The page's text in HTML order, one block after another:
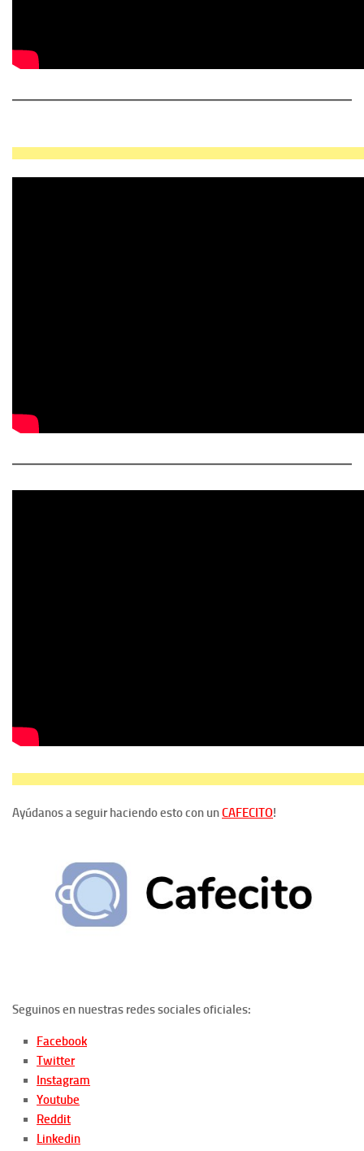
Ayúdanos a seguir haciendo esto con unCAFECITO!
Seguinos en nuestras redes sociales oficiales:
Facebook
Twitter
Instagram
Youtube
Reddit
Linkedin